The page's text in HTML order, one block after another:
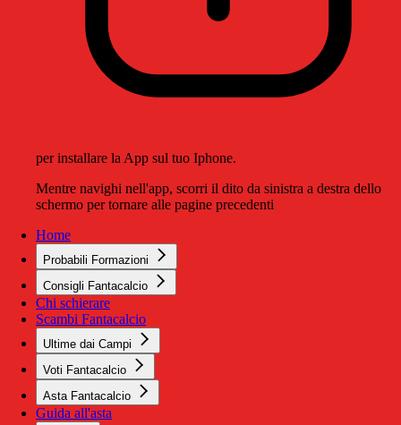
per installare la App sul tuo Iphone.
Mentre navighi nell'app, scorri il dito da sinistra a destra dello
schermo per tornare alle pagine precedenti
Home
Probabili Formazioni
Consigli Fantacalcio
Chi schierare
Scambi Fantacalcio
Ultime dai Campi
Voti Fantacalcio
Asta Fantacalcio
Guida all'asta